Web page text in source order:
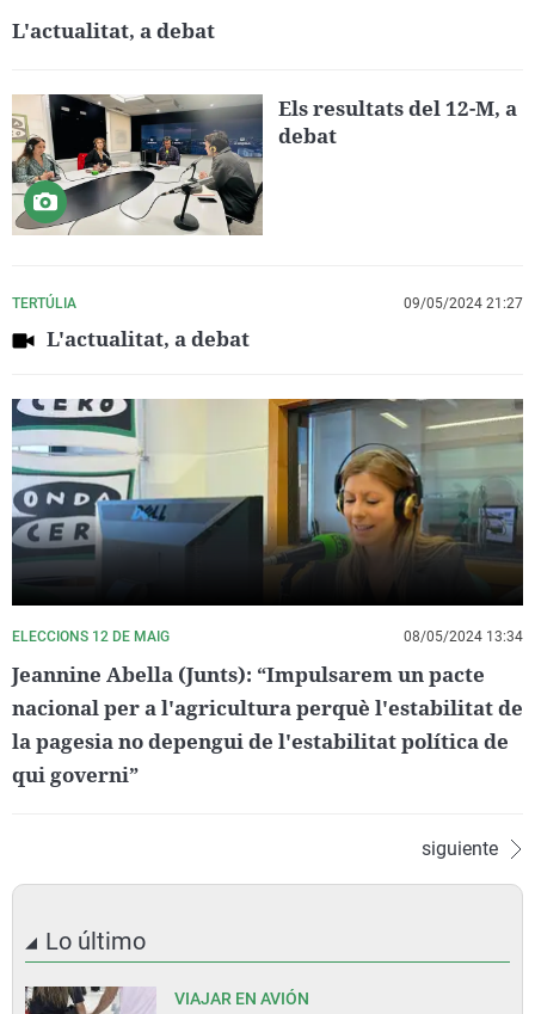
L'actualitat, a debat
Els resultats del 12-M, a
debat
TERTÚLIA 09/05/2024 21:27
L'actualitat, a debat
ELECCIONS 12 DE MAIG 08/05/2024 13:34
Jeannine Abella (Junts): “Impulsarem un pacte
nacional per a l'agricultura perquè l'estabilitat de
la pagesia no depengui de l'estabilitat política de
qui governi”
siguiente
Lo último
VIAJAR EN AVIÓN